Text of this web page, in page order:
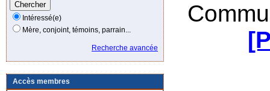
Intéressé(e)
Mère, conjoint, témoins, parrain...
Recherche avancée
Accès membres